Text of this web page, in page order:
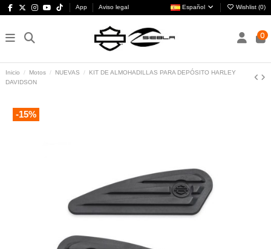
App Aviso legal Español Wishlist (0)
0
Inicio Motos NUEVAS
KIT DE ALMOHADILLAS PARA DEPÓSITO HARLEY
DAVIDSON
-15%